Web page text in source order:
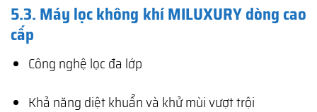
5.3. Máy lọc không khí MILUXURY dòng cao
cấp
Công nghệ lọc đa lớp
Khả năng diệt khuẩn và khử mùi vượt trội